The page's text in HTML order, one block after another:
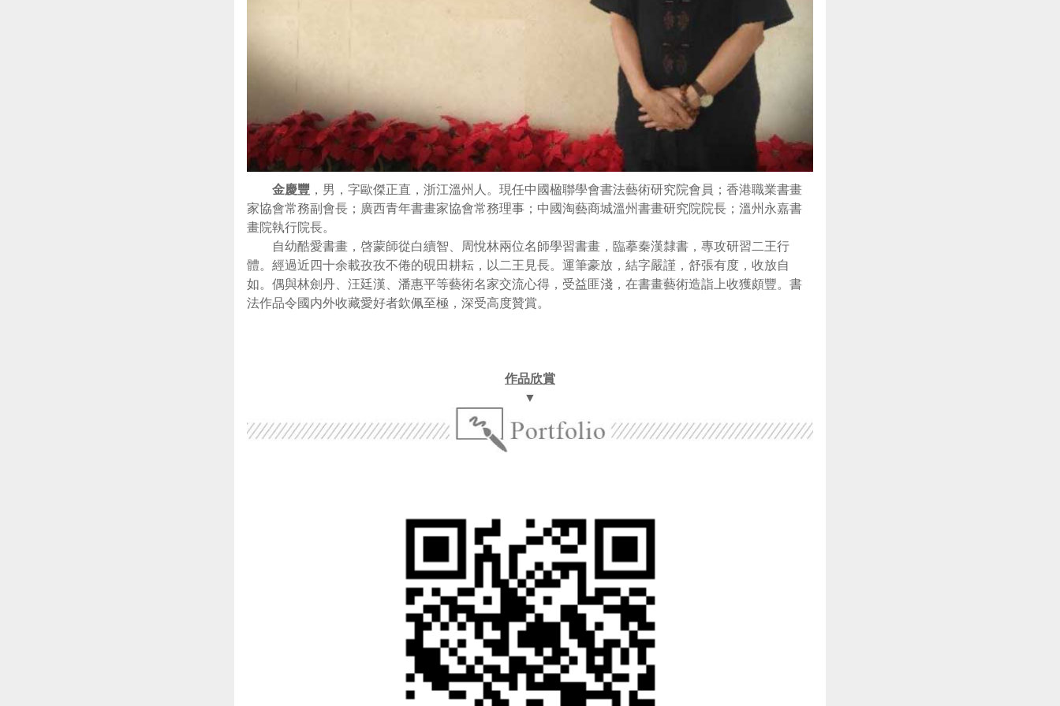
金慶豐 ，男，字歐傑正直，浙江溫州人。現任中國楹聯學會書法藝術研究院會員；香港職業書畫
家協會常務副會長；廣西青年書畫家協會常務理事；中國淘藝商城溫州書畫研究院院長；溫州永嘉書
畫院執行院長。
自幼酷愛書畫，啓蒙師從白續智、周悅林兩位名師學習書畫，臨摹秦漢隸書，專攻研習二王行
體。經過近四十余載孜孜不倦的硯田耕耘，以二王見長。運筆豪放，結字嚴謹，舒張有度，收放自
如。偶與林劍丹、汪廷漢、潘惠平等藝術名家交流心得，受益匪淺，在書畫藝術造詣上收獲頗豐。書
法作品令國内外收藏愛好者欽佩至極，深受高度贊賞。
作品欣賞
▼